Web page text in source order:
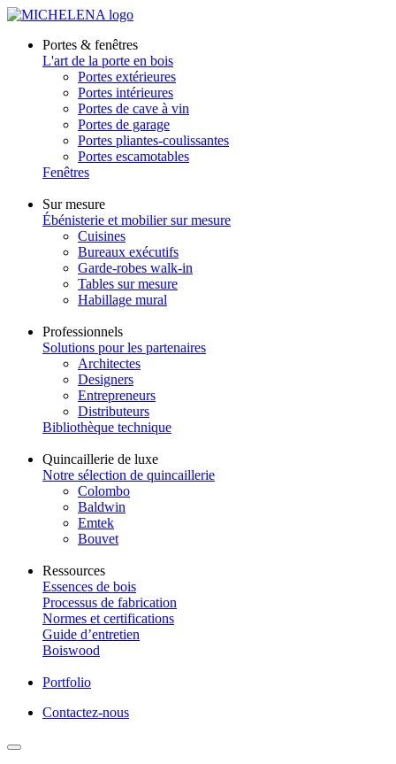
Portes & fenêtres
L'art de la porte en bois
Portes extérieures
Portes intérieures
Portes de cave à vin
Portes de garage
Portes pliantes-coulissantes
Portes escamotables
Fenêtres
Sur mesure
Ébénisterie et mobilier sur mesure
Cuisines
Bureaux exécutifs
Garde-robes walk-in
Tables sur mesure
Habillage mural
Professionnels
Solutions pour les partenaires
Architectes
Designers
Entrepreneurs
Distributeurs
Bibliothèque technique
Quincaillerie de luxe
Notre sélection de quincaillerie
Colombo
Baldwin
Emtek
Bouvet
Ressources
Essences de bois
Processus de fabrication
Normes et certifications
Guide d’entretien
Boiswood
Portfolio
Contactez-nous